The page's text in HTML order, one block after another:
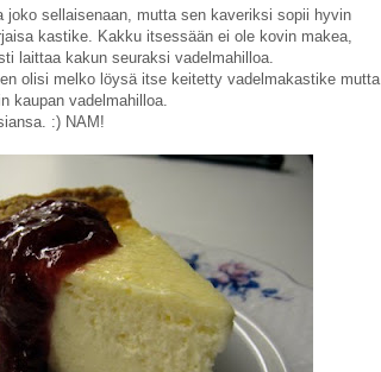
joko sellaisenaan, mutta sen kaveriksi sopii hyvin
kastike. Kakku itsessään ei ole kovin makea,
laittaa kakun seuraksi vadelmahilloa.
olisi melko löysä itse keitetty vadelmakastike mutta
kaupan vadelmahilloa.
:) NAM!